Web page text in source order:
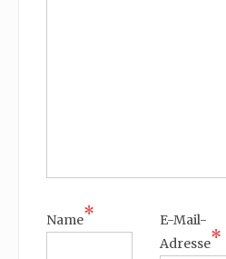
Name*
E-Mail-
Adresse*